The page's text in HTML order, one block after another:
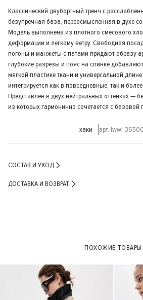
Классический двубортный тренч с
безупречная база, переосмысленная в духе
Модель выполнена из плотного смесового
деформации и легкому ветру. Свободная
погоны и манжеты с патами придают образу
глубокие разрезы и пояс на спинке
мягкой пластике ткани и универсальной
интегрируется как в повседневные, так и
Представлен в двух нейтральных оттенках —
из которых гармонично сочетается с базовой
хаки арт. lwwl-
СОСТАВ И УХОД
ДОСТАВКА И ВОЗВРАТ
ПОХОЖИЕ ТОВАРЫ